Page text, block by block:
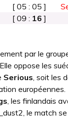
[ 05 : 05 ]
[ 09 : 16 ]
par le
oppose les
Serious, soit les
, les finlandais
le match